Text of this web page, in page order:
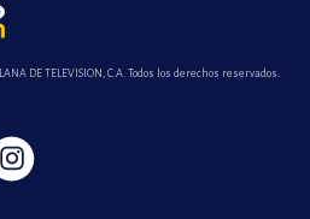
DE TELEVISION, C.A. Todos los derechos reservados.